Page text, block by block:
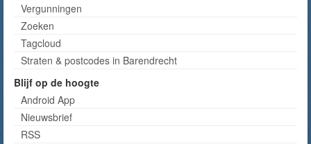
Vergunningen
Zoeken
Tagcloud
Straten & postcodes in Barendrecht
Blijf op de hoogte
Android App
Nieuwsbrief
RSS